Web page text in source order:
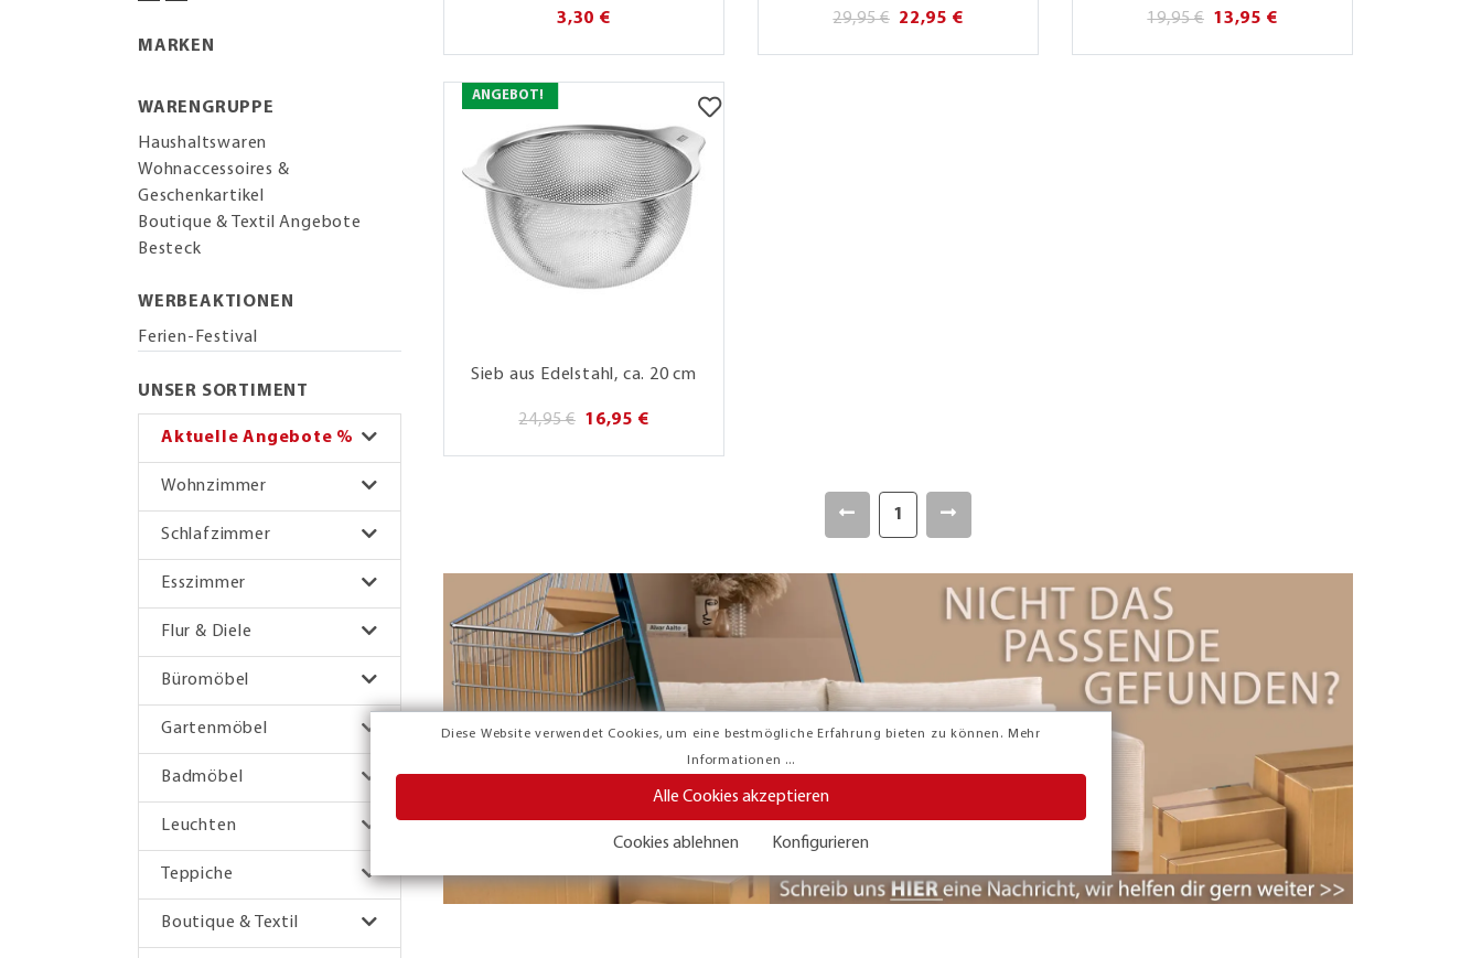
Diese Website verwendet Cookies, um eine bestmögliche Erfahrung bieten zu können. Mehr
Informationen ...
Alle Cookies akzeptieren
Cookies ablehnen Konfigurieren
MARKEN
WARENGRUPPE
Haushaltswaren
Wohnaccessoires &
Geschenkartikel
Boutique & Textil Angebote
Besteck
WERBEAKTIONEN
Ferien-Festival
UNSER SORTIMENT
Aktuelle Angebote %
Wohnzimmer
Schlafzimmer
Esszimmer
Flur & Diele
Büromöbel
Gartenmöbel
Badmöbel
Leuchten
Teppiche
Boutique & Textil
3,30 € 29,95 € 22,95 € 19,95 € 13,95 €
ANGEBOT!
Sieb aus Edelstahl, ca. 20 cm
24,95 € 16,95 €
1